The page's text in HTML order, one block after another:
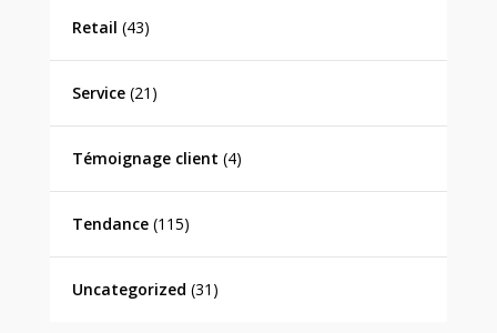
Retail (43)
Service(21)
Témoignage client (4)
Tendance(115)
Uncategorized (31)